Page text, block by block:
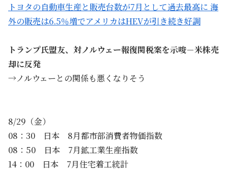
トヨタの自動車生産と販売台数が7月として過去最高に 海
外の販売は6.5％増でアメリカはHEVが引き続き好調
トランプ氏盟友、対ノルウェー報復関税案を示唆－米株売
却に反発
→ノルウェーとの関係も悪くなりそう
8/29（金）
08：30 日本 8月都市部消費者物価指数
08：50 日本 7月鉱工業生産指数
14：00 日本 7月住宅着工統計